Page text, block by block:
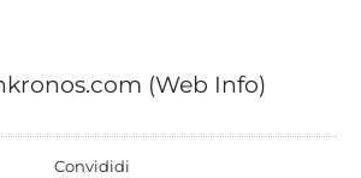
(Web Info)
Convididi